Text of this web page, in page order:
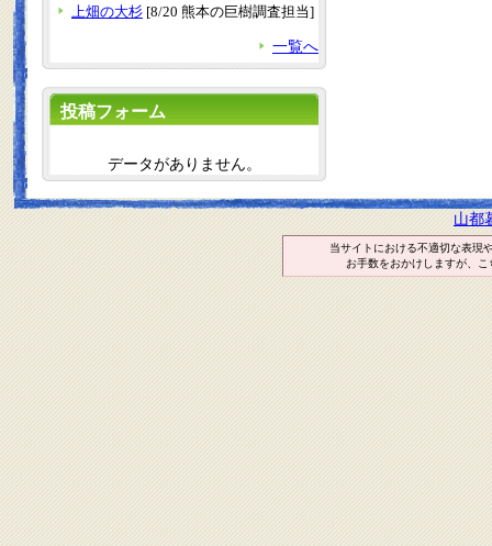
上畑の大杉 [8/20 熊本の巨樹調査担当]
一覧へ
投稿フォーム
データがありません。
山都
当サイトにおける不適切な表現
お手数をおかけしますが、こ